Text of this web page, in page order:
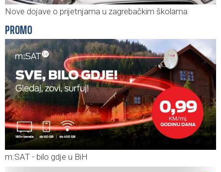
Nove dojave o prijetnjama u zagrebačkim školama
PROMO
m:SAT - bilo gdje u BiH